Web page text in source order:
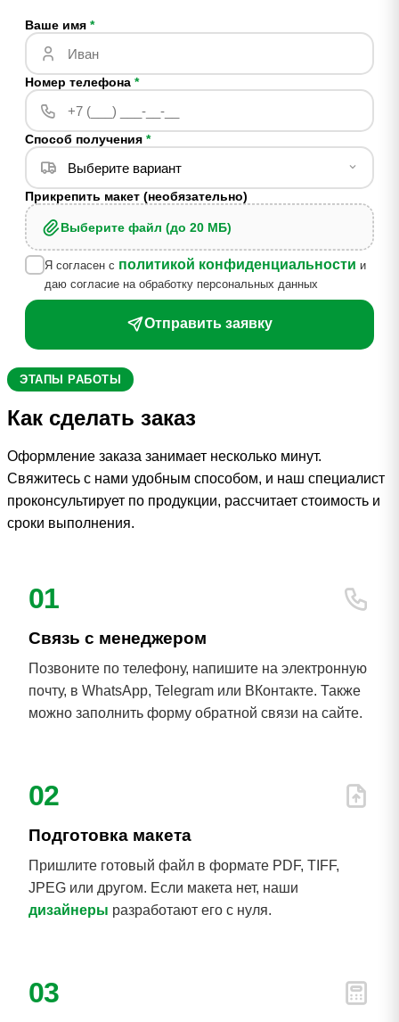
Ваше имя *
Номер телефона *
Способ получения *
Прикрепить макет (необязательно)
Выберите файл (до 20 МБ)
Я согласен с политикой конфиденциальности и
даю согласие на обработку персональных данных
Отправить заявку
ЭТАПЫ РАБОТЫ
Как сделать заказ
Оформление заказа занимает несколько минут.
Свяжитесь с нами удобным способом, и наш специалист
проконсультирует по продукции, рассчитает стоимость и
сроки выполнения.
01
Связь с менеджером
Позвоните по телефону, напишите на электронную
почту, в WhatsApp, Telegram или ВКонтакте. Также
можно заполнить форму обратной связи на сайте.
02
Подготовка макета
Пришлите готовый файл в формате PDF, TIFF,
JPEG или другом. Если макета нет, наши
дизайнеры разработают его с нуля.
03